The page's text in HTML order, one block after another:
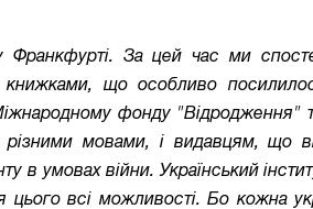
Франкфурті. За цей час ми
книжками, що особливо
фонду "Відродження"
мовами, і видавцям, що
в умовах війни. Український
цього всі можливості. Бо кожна